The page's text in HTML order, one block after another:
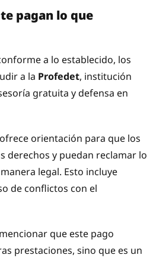
pagan lo que
a lo establecido, los
a la Profedet, institución
gratuita y defensa en
orientación para que los
derechos y puedan reclamar lo
legal. Esto incluye
de conflictos con el
que este pago
prestaciones, sino que es un